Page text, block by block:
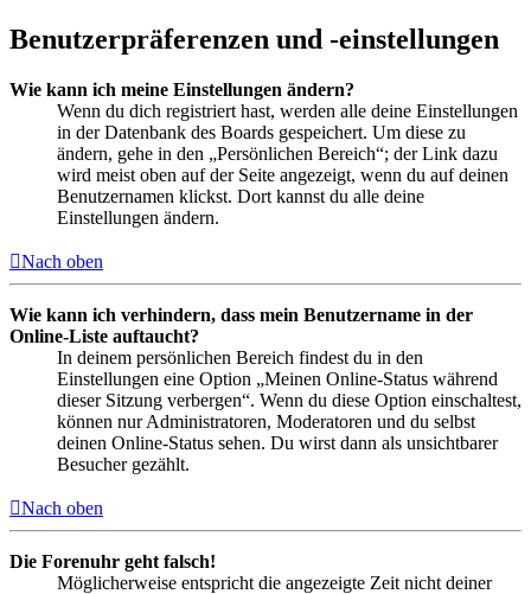
Benutzerpräferenzen und -einstellungen
Wie kann ich meine Einstellungen ändern?
Wenn du dich registriert hast, werden alle deine Einstellungen
in der Datenbank des Boards gespeichert. Um diese zu
ändern, gehe in den „Persönlichen Bereich“; der Link dazu
wird meist oben auf der Seite angezeigt, wenn du auf deinen
Benutzernamen klickst. Dort kannst du alle deine
Einstellungen ändern.
Nach oben
Wie kann ich verhindern, dass mein Benutzername in der
Online-Liste auftaucht?
In deinem persönlichen Bereich findest du in den
Einstellungen eine Option „Meinen Online-Status während
dieser Sitzung verbergen“. Wenn du diese Option einschaltest,
können nur Administratoren, Moderatoren und du selbst
deinen Online-Status sehen. Du wirst dann als unsichtbarer
Besucher gezählt.
Nach oben
Die Forenuhr geht falsch!
Möglicherweise entspricht die angezeigte Zeit nicht deiner